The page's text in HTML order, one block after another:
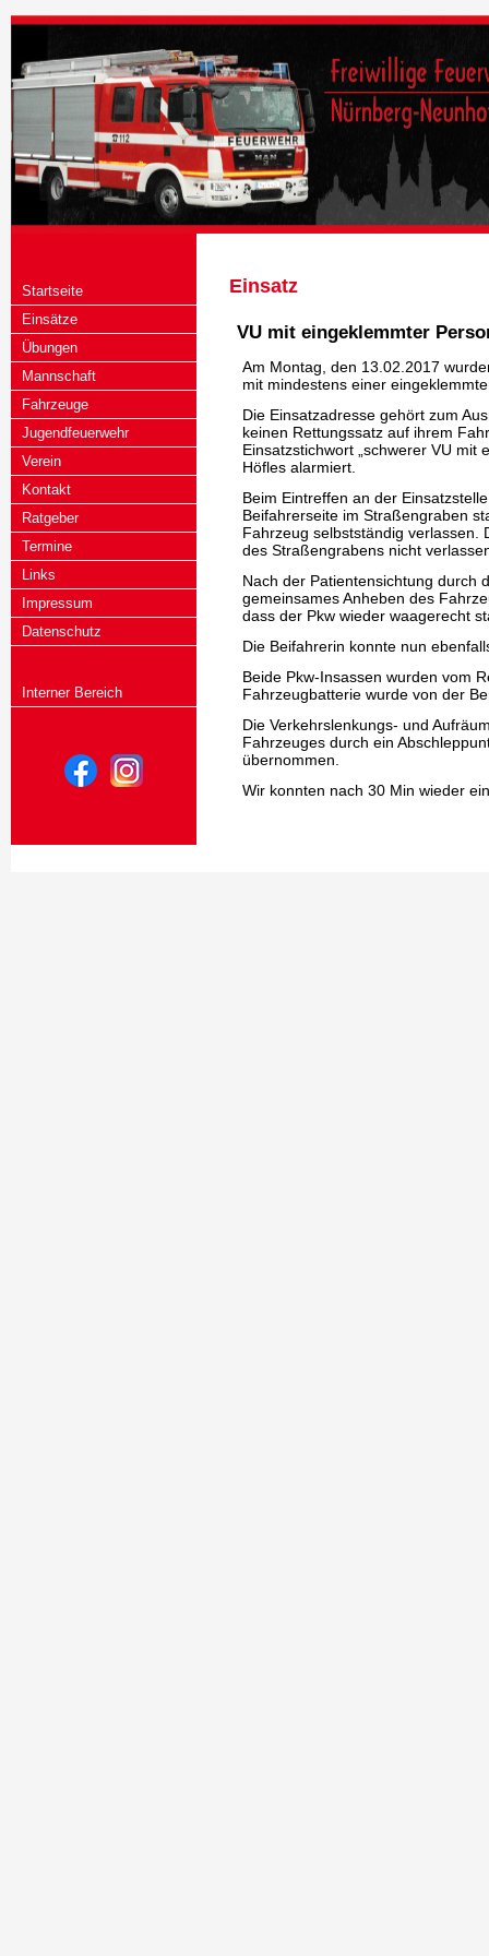
Startseite
Einsätze
Übungen
Mannschaft
Fahrzeuge
Jugendfeuerwehr
Verein
Kontakt
Ratgeber
Termine
Links
Impressum
Datenschutz
Interner Bereich
Einsatz
VU mit eingeklemmter
Am Montag, den 13.02.2017
mit mindestens einer
Die Einsatzadresse gehört zum
keinen Rettungssatz auf ihrem
Einsatzstichwort „schwerer VU mit
Höfles alarmiert.
Beim Eintreffen an der
Beifahrerseite im Straßengraben
Fahrzeug selbstständig verlassen.
des Straßengrabens nicht
Nach der Patientensichtung durch
gemeinsames Anheben des
dass der Pkw wieder waagerecht
Die Beifahrerin konnte nun
Beide Pkw-Insassen wurden vom
Fahrzeugbatterie wurde von der
Die Verkehrslenkungs- und
Fahrzeuges durch ein
übernommen.
Wir konnten nach 30 Min wieder